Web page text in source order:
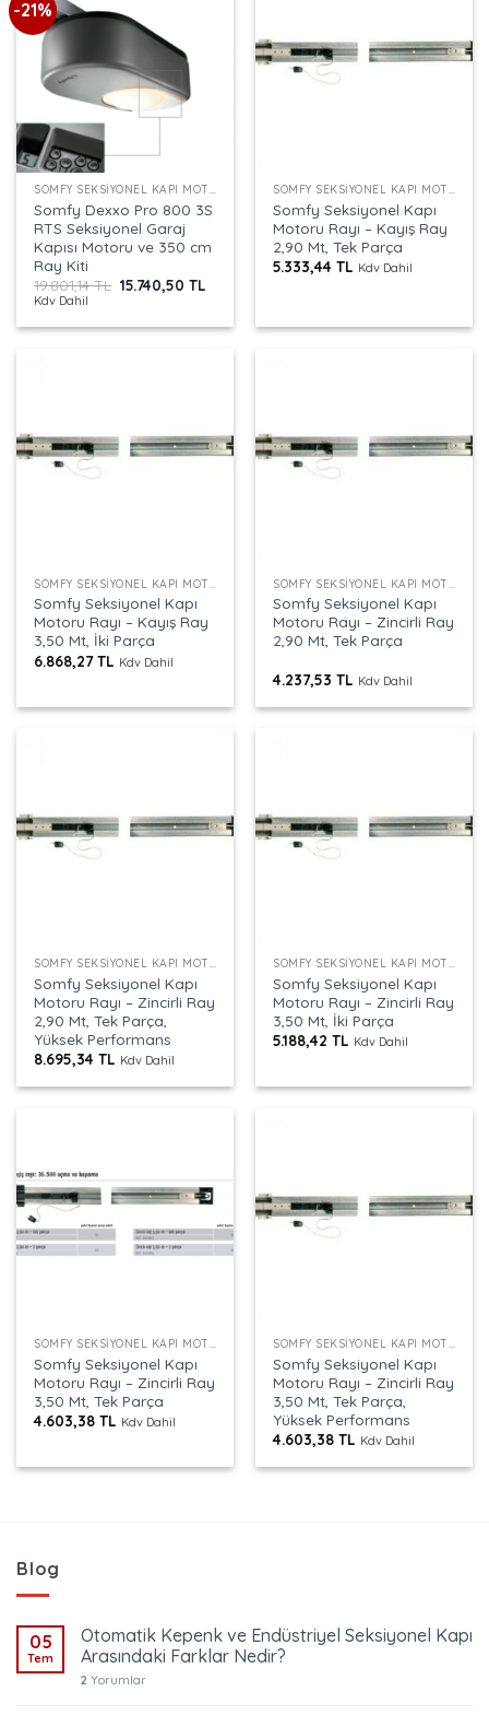
-21%
SOMFY SEKSIYONEL KAPI MOTORU
Somfy Dexxo Pro 800 3S
RTS Seksiyonel Garaj
Kapısı Motoru ve 350 cm
Ray Kiti
19.801,14TL Orijinal
15.740,50TL
15.740,50 TL.
Kdv Dahil
SOMFY SEKSIYONEL KAPI MOTORU RAYI
Somfy Seksiyonel Kapı
Motoru Rayı – Kayış Ray
2,90 Mt, Tek Parça
5.333,44TL Kdv Dahil
SOMFY SEKSIYONEL KAPI MOTORU RAYI
Somfy Seksiyonel Kapı
Motoru Rayı – Kayış Ray
3,50 Mt, İki Parça
6.868,27TL Kdv Dahil
SOMFY SEKSIYONEL KAPI MOTORU RAYI
Somfy Seksiyonel Kapı
Motoru Rayı – Zincirli Ray
2,90 Mt, Tek Parça
4.237,53TL Kdv Dahil
SOMFY SEKSIYONEL KAPI MOTORU RAYI
Somfy Seksiyonel Kapı
Motoru Rayı – Zincirli Ray
2,90 Mt, Tek Parça,
Yüksek Performans
8.695,34TL Kdv Dahil
SOMFY SEKSIYONEL KAPI MOTORU RAYI
Somfy Seksiyonel Kapı
Motoru Rayı – Zincirli Ray
3,50 Mt, İki Parça
5.188,42TL Kdv Dahil
SOMFY SEKSIYONEL KAPI MOTORU RAYI
Somfy Seksiyonel Kapı
Motoru Rayı – Zincirli Ray
3,50 Mt, Tek Parça
4.603,38TL Kdv Dahil
SOMFY SEKSIYONEL KAPI MOTORU RAYI
Somfy Seksiyonel Kapı
Motoru Rayı – Zincirli Ray
3,50 Mt, Tek Parça,
Yüksek Performans
4.603,38TL Kdv Dahil
Blog
05
Tem
Otomatik Kepenk ve Endüstriyel Seksiyonel Kapı
Arasındaki Farklar Nedir?
2 Yorumlar